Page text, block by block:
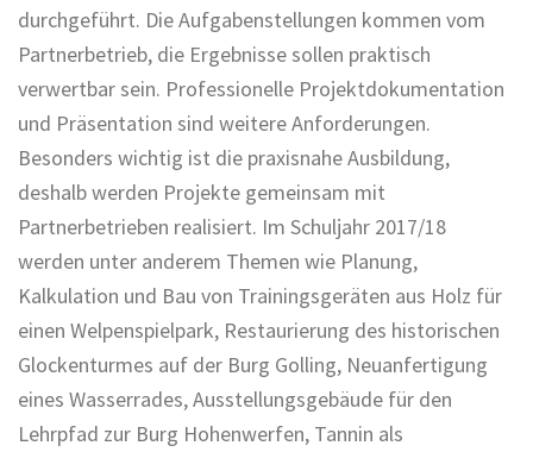
durchgeführt. Die Aufgabenstellungen kommen vom
Partnerbetrieb, die Ergebnisse sollen praktisch
verwertbar sein. Professionelle Projektdokumentation
und Präsentation sind weitere Anforderungen.
Besonders wichtig ist die praxisnahe Ausbildung,
deshalb werden Projekte gemeinsam mit
Partnerbetrieben realisiert. Im Schuljahr 2017/18
werden unter anderem Themen wie Planung,
Kalkulation und Bau von Trainingsgeräten aus Holz für
einen Welpenspielpark, Restaurierung des historischen
Glockenturmes auf der Burg Golling, Neuanfertigung
eines Wasserrades, Ausstellungsgebäude für den
Lehrpfad zur Burg Hohenwerfen, Tannin als